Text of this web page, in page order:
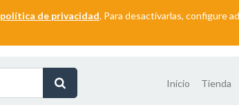
política de privacidad. Para desactivarlas, configure
Inicio Tienda